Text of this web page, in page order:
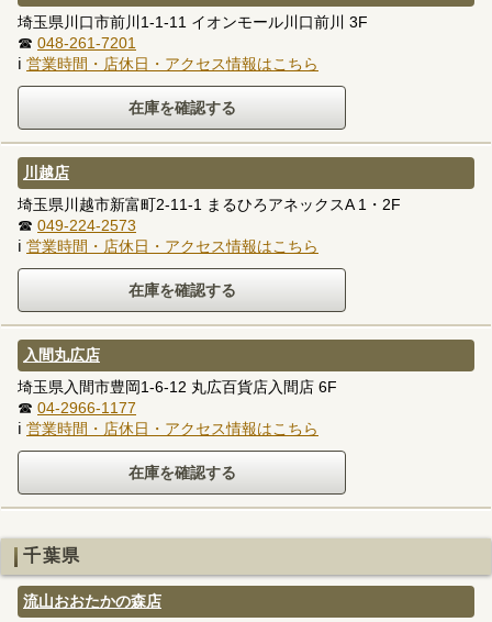
埼玉県川口市前川1-1-11 イオンモール川口前川 3F
☎ 048-261-7201
ℹ 営業時間・店休日・アクセス情報はこちら
川越店
埼玉県川越市新富町2-11-1 まるひろアネックスA 1・2F
☎ 049-224-2573
ℹ 営業時間・店休日・アクセス情報はこちら
入間丸広店
埼玉県入間市豊岡1-6-12 丸広百貨店入間店 6F
☎ 04-2966-1177
ℹ 営業時間・店休日・アクセス情報はこちら
千葉県
流山おおたかの森店